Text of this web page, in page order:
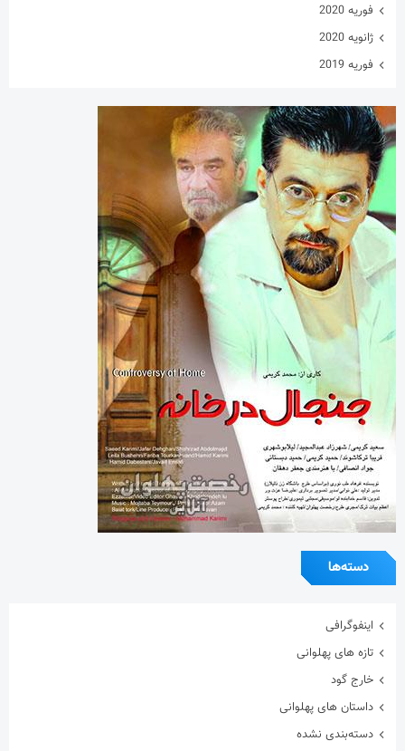
فوریه 2020
ژانویه 2020
فوریه 2019
دسته‌ها
اینفوگرافی
تازه های پهلوانی
خارج گود
داستان های پهلوانی
دسته‌بندی نشده